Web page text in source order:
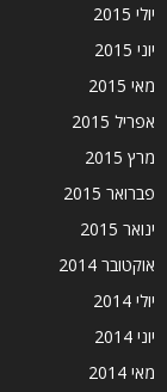
יולי 2015
יוני 2015
מאי 2015
אפריל 2015
מרץ 2015
פברואר 2015
ינואר 2015
אוקטובר 2014
יולי 2014
יוני 2014
מאי 2014